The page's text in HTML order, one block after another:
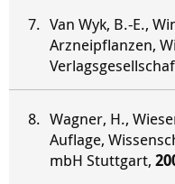
Van Wyk, B.-E.,
Arzneipflanzen,
Wagner, H.,
Auflage,
mbH Stuttgart,